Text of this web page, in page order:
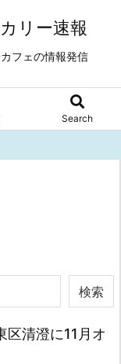
リー速報
フェの情報発信
Search
検索
清澄に11月オ